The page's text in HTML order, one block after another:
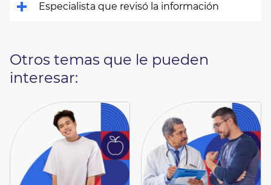
Especialista que revisó la información
Otros temas que le pueden
interesar: